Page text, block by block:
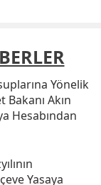
Yönelik
Akın
Hesabından
Yasaya